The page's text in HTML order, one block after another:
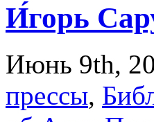
И́горь
Июнь 9th,
прессы,